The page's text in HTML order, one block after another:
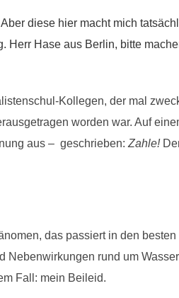
diese hier macht mich
Herr Hase aus Berlin, bitte
Kollegen, der mal
worden war. Auf
aus – geschrieben: Zahle!
das passiert in den
Nebenwirkungen rund um
Fall: mein Beileid.